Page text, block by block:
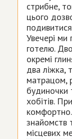
стрибне,
цього
Увечері ми
готелю.
окремі
два ліжка,
матрацом,
будиночки
хобітів.
знайомств
місцевих